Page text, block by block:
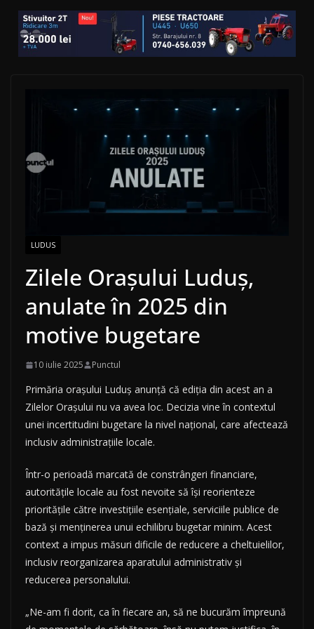
LUDUS
Zilele Orașului Luduș,
anulate în 2025 din
motive bugetare
10 iulie 2025 Punctul
Primăria orașului Luduș anunță că ediția din acest an a
Zilelor Orașului nu va avea loc. Decizia vine în contextul
unei incertitudini bugetare la nivel național, care afectează
inclusiv administrațiile locale.
Într-o perioadă marcată de constrângeri financiare,
autoritățile locale au fost nevoite să își reorienteze
prioritățile către investițiile esențiale, serviciile publice de
bază și menținerea unui echilibru bugetar minim. Acest
context a impus măsuri dificile de reducere a cheltuielilor,
inclusiv reorganizarea aparatului administrativ și
reducerea personalului.
„Ne-am fi dorit, ca în fiecare an, să ne bucurăm împreună